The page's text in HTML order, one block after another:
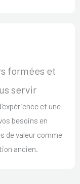
formées et
servir
et une
besoins en
de valeur comme
ancien.